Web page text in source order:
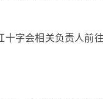
十字会相关负责人前